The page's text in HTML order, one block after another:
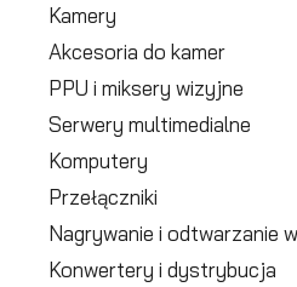
Kamery
Akcesoria do kamer
PPU i miksery wizyjne
Serwery multimedialne
Komputery
Przełączniki
Nagrywanie i odtwarzanie
Konwertery i dystrybucja